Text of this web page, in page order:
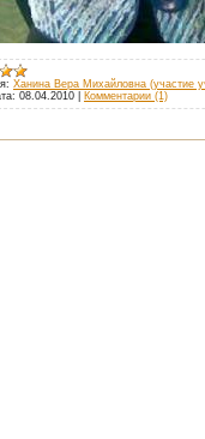
Ханина Вера Михайловна (участие
08.04.2010 Комментарии (1)